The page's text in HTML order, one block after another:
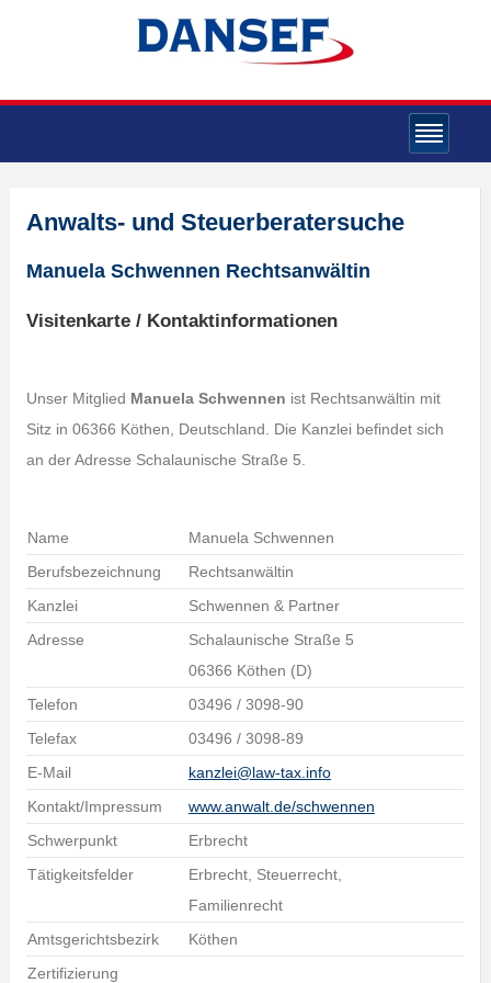
Anwalts- und Steuerberatersuche
Manuela Schwennen Rechtsanwältin
Visitenkarte / Kontaktinformationen
Unser Mitglied Manuela Schwennen ist Rechtsanwältin mit
Sitz in 06366 Köthen, Deutschland. Die Kanzlei befindet sich
an der Adresse Schalaunische Straße 5.
Name
Manuela Schwennen
Berufsbezeichnung
Rechtsanwältin
Kanzlei
Schwennen & Partner
Adresse
Schalaunische Straße 5
06366 Köthen (D)
Telefon
03496 / 3098-90
Telefax
03496 / 3098-89
E-Mail
kanzlei@law-tax.info
Kontakt/Impressum
www.anwalt.de/schwennen
Schwerpunkt
Erbrecht
Tätigkeitsfelder
Erbrecht, Steuerrecht,
Familienrecht
Amtsgerichtsbezirk
Köthen
Zertifizierung